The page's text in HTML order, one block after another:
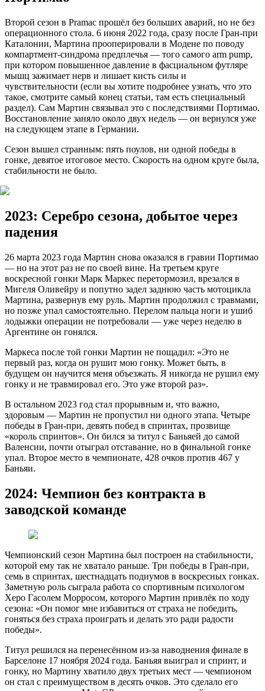
Второй сезон в Pramac прошёл без больших аварий, но не без
операционного стола. 6 июня 2022 года, сразу после Гран-при
Каталонии, Мартина прооперировали в Модене по поводу
компартмент-синдрома предплечья — того самого arm pump,
при котором повышенное давление в фасциальном футляре
мышц зажимает нерв и лишает кисть силы и
чувствительности (если вы хотите подробнее узнать, что это
такое, смотрите самый конец статьи, там есть специальный
раздел). Сам Мартин связывал это с последствиями Портимао.
Восстановление заняло около двух недель — он вернулся уже
на следующем этапе в Германии.
Сезон вышел странным: пять поулов, ни одной победы в
гонке, девятое итоговое место. Скорость на одном круге была,
стабильности не было.
2023: Серебро сезона, добытое через
падения
26 марта 2023 года Мартин снова оказался в гравии Портимао
— но на этот раз не по своей вине. На третьем круге
воскресной гонки Марк Маркес перетормозил, врезался в
Мигеля Оливейру и попутно задел заднюю часть мотоцикла
Мартина, развернув ему руль. Мартин продолжил с травмами,
но позже упал самостоятельно. Перелом пальца ноги и ушиб
лодыжки операции не потребовали — уже через неделю в
Аргентине он гонялся.
Маркеса после той гонки Мартин не пощадил: «Это не
первый раз, когда он рушит мою гонку. Может быть, в
будущем он научится меня объезжать. Я никогда не рушил ему
гонку и не травмировал его. Это уже второй раз».
В остальном 2023 год стал прорывным и, что важно,
здоровым — Мартин не пропустил ни одного этапа. Четыре
победы в Гран-при, девять побед в спринтах, прозвище
«король спринтов». Он бился за титул с Баньяей до самой
Валенсии, почти отыграл отставание, но в финальной гонке
упал. Второе место в чемпионате, 428 очков против 467 у
Баньяи.
2024: Чемпион без контракта в
заводской команде
Чемпионский сезон Мартина был построен на стабильности,
которой ему так не хватало раньше. Три победы в Гран-при,
семь в спринтах, шестнадцать подиумов в воскресных гонках.
Заметную роль сыграла работа со спортивным психологом
Херо Гасолем Морросом, которого Мартин привлёк по ходу
сезона: «Он помог мне избавиться от страха не победить,
гоняться без страха проиграть и делать это ради радости
победы».
Титул решился на перенесённом из-за наводнения финале в
Барселоне 17 ноября 2024 года. Баньяя выиграл и спринт, и
гонку, но Мартину хватило двух третьих мест — чемпионом
он стал с преимуществом в десять очков. Это сделало его